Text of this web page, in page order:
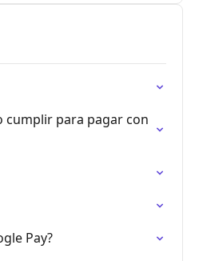
cumplir para pagar con
Pay?